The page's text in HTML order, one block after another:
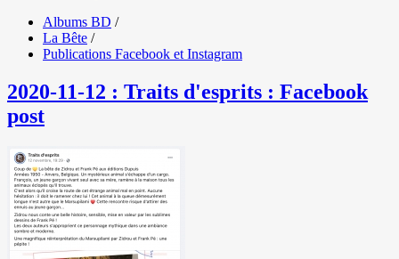
Albums BD /
La Bête /
Publications Facebook et Instagram
2020-11-12 : Traits d'esprits : Facebook
post